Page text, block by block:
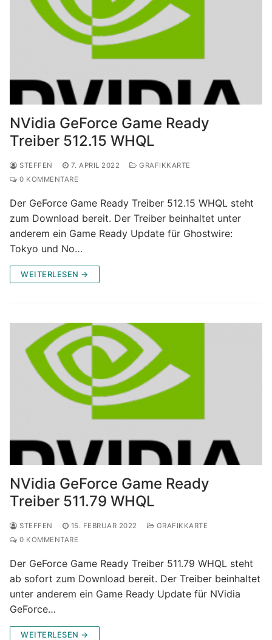
NVidia GeForce Game Ready
Treiber 512.15 WHQL
STEFFEN 7. APRIL 2022
GRAFIKKARTE
0 KOMMENTARE
Der GeForce Game Ready Treiber 512.15 WHQL steht
zum Download bereit. Der Treiber beinhaltet unter
anderem ein Game Ready Update für Ghostwire:
Tokyo und No…
WEITERLESEN →
NVidia GeForce Game Ready
Treiber 511.79 WHQL
STEFFEN 15. FEBRUAR 2022
GRAFIKKARTE
0 KOMMENTARE
Der GeForce Game Ready Treiber 511.79 WHQL steht
ab sofort zum Download bereit. Der Treiber beinhaltet
unter anderem ein Game Ready Update für NVidia
GeForce…
WEITERLESEN →